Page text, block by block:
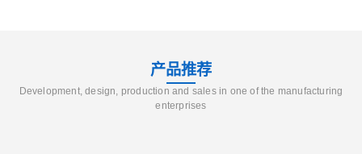
产品推荐
Development, design, production and sales in one of the manufacturing
enterprises